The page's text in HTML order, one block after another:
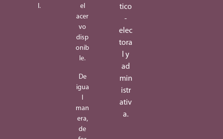
l.
el
acer
vo
disp
onib
le.
De
igua
l
man
era,
de
tico
-
elec
tora
l y
ad
min
istr
ativ
a.